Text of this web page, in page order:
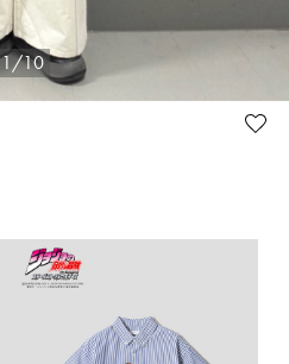
1/10